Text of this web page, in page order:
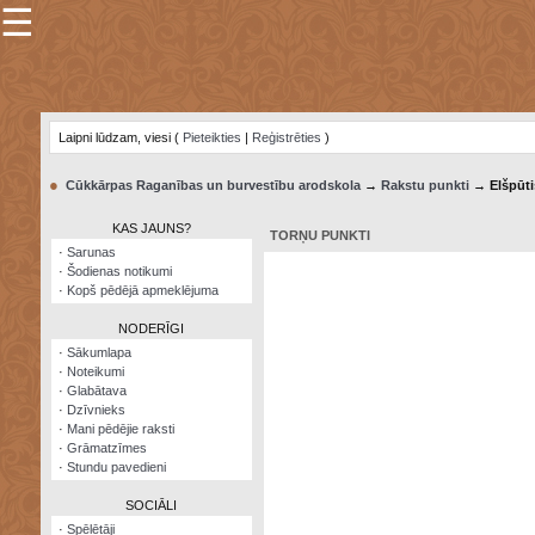
×
Šodienas
Visatcera
almanahs
☰
Laipni lūdzam, viesi ( Pieteikties | Reģistrēties )
● Cūkkārpas Raganības un burvestību arodskola→ Rakstu punkti→
KAS JAUNS?
· Sarunas
· Šodienas notikumi
· Kopš pēdējā apmeklējuma
NODERĪGI
· Sākumlapa
· Noteikumi
· Glabātava
· Dzīvnieks
· Mani pēdējie raksti
· Grāmatzīmes
· Stundu pavedieni
SOCIĀLI
· Spēlētāji
TORŅU PUNKTI